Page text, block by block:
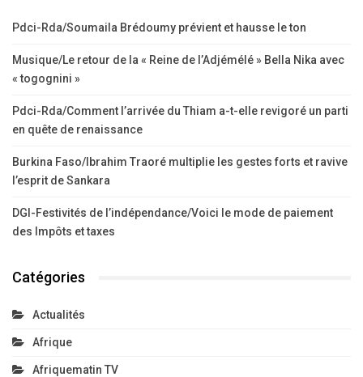
Pdci-Rda/Soumaila Brédoumy prévient et hausse le ton
Musique/Le retour de la « Reine de l’Adjémélé » Bella Nika avec
« togognini »
Pdci-Rda/Comment l’arrivée du Thiam a-t-elle revigoré un parti
en quête de renaissance
Burkina Faso/Ibrahim Traoré multiplie les gestes forts et ravive
l’esprit de Sankara
DGI-Festivités de l’indépendance/Voici le mode de paiement
des Impôts et taxes
Catégories
Actualités
Afrique
Afriquematin TV